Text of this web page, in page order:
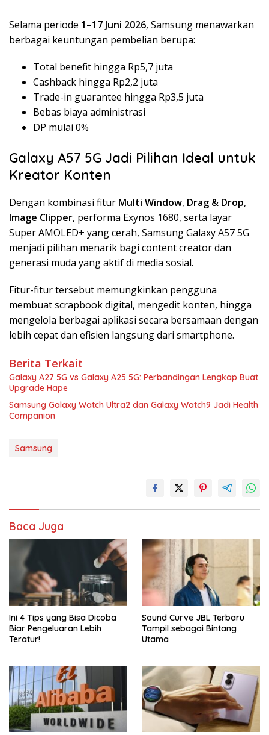
Selama periode 1–17 Juni 2026, Samsung menawarkan
berbagai keuntungan pembelian berupa:
Total benefit hingga Rp5,7 juta
Cashback hingga Rp2,2 juta
Trade-in guarantee hingga Rp3,5 juta
Bebas biaya administrasi
DP mulai 0%
Galaxy A57 5G Jadi Pilihan Ideal untuk
Kreator Konten
Dengan kombinasi fitur Multi Window, Drag & Drop,
Image Clipper, performa Exynos 1680, serta layar
Super AMOLED+ yang cerah, Samsung Galaxy A57 5G
menjadi pilihan menarik bagi content creator dan
generasi muda yang aktif di media sosial.
Fitur-fitur tersebut memungkinkan pengguna
membuat scrapbook digital, mengedit konten, hingga
mengelola berbagai aplikasi secara bersamaan dengan
lebih cepat dan efisien langsung dari smartphone.
Berita Terkait
Galaxy A27 5G vs Galaxy A25 5G: Perbandingan Lengkap Buat
Upgrade Hape
Samsung Galaxy Watch Ultra2 dan Galaxy Watch9 Jadi Health
Companion
Samsung
Baca Juga
Ini 4 Tips yang Bisa Dicoba
Biar Pengeluaran Lebih
Teratur!
Sound Curve JBL Terbaru
Tampil sebagai Bintang
Utama